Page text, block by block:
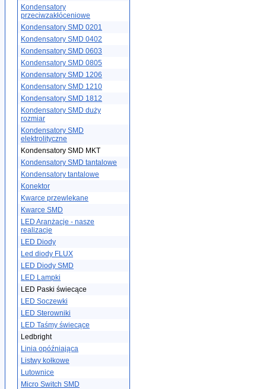
Kondensatory
przeciwzakłóceniowe
Kondensatory SMD 0201
Kondensatory SMD 0402
Kondensatory SMD 0603
Kondensatory SMD 0805
Kondensatory SMD 1206
Kondensatory SMD 1210
Kondensatory SMD 1812
Kondensatory SMD duży
rozmiar
Kondensatory SMD
elektrolityczne
Kondensatory SMD MKT
Kondensatory SMD tantalowe
Kondensatory tantalowe
Konektor
Kwarce przewlekane
Kwarce SMD
LED Aranżacje - nasze
realizacje
LED Diody
Led diody FLUX
LED Diody SMD
LED Lampki
LED Paski świecące
LED Soczewki
LED Sterowniki
LED Taśmy świecące
Ledbright
Linia opóźniająca
Listwy kołkowe
Lutownice
Micro Switch SMD